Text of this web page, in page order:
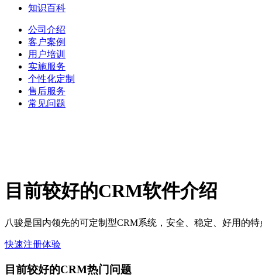
知识百科
公司介绍
客户案例
用户培训
实施服务
个性化定制
售后服务
常见问题
​目前较好的CRM软件介绍
八骏是国内领先的可定制型CRM系统，安全、稳定、好用的
快速注册体验
​目前较好的CRM热门问题